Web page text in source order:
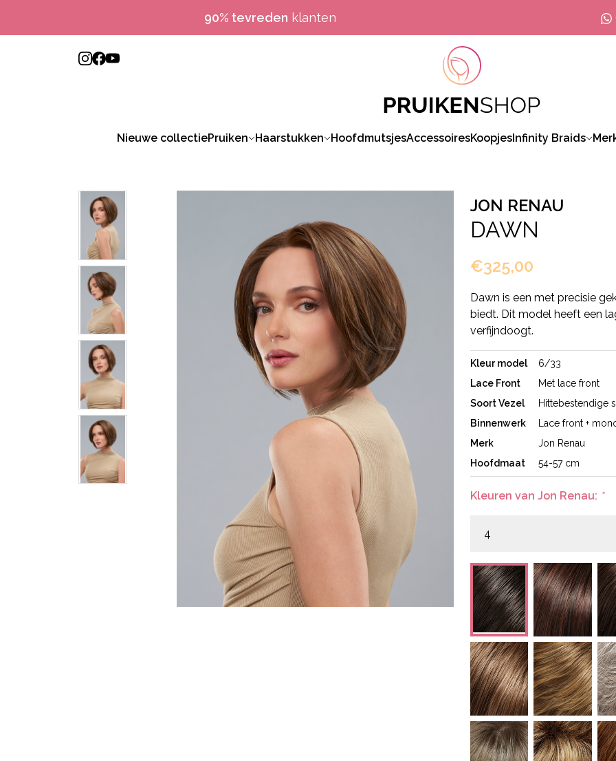
90% tevreden klanten
Nieuwe collectiePruiken Haarstukken HoofdmutsjesAccessoiresKoopjesInfinity Braids
JON RENAU
DAWN
€325,00
Dawn is een met precisie
biedt. Dit model heeft een
verfijndoogt.
Kleur model
6/33
Lace Front
Met lace front
Soort Vezel
Hittebestendige
Binnenwerk
Lace front +
Merk
Jon Renau
Hoofdmaat
54-57 cm
Kleuren van Jon Renau: *